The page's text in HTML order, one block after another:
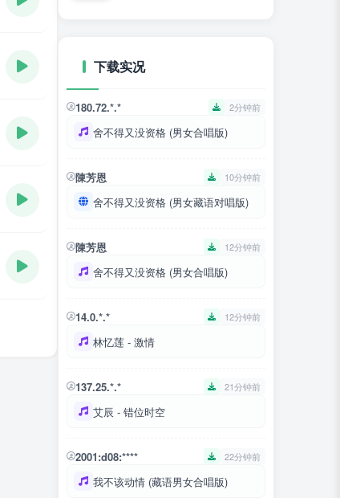
下载实况
180.72.*.* 2分钟前
舍不得又没资格 (男女合唱版)
陳芳恩 10分钟前
舍不得又没资格 (男女藏语对唱版)
陳芳恩 12分钟前
舍不得又没资格 (男女合唱版)
14.0.*.* 12分钟前
林忆莲 - 激情
137.25.*.* 21分钟前
艾辰 - 错位时空
2001:d08:**** 22分钟前
我不该动情 (藏语男女合唱版)